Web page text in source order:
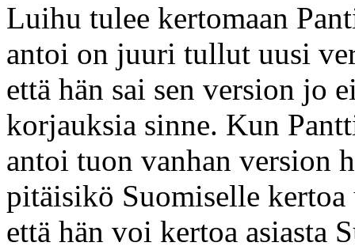
Luihu tulee kertomaan
antoi on juuri tullut uusi
että hän sai sen version jo
korjauksia sinne. Kun
antoi tuon vanhan version
pitäisikö Suomiselle kertoa
että hän voi kertoa asiasta